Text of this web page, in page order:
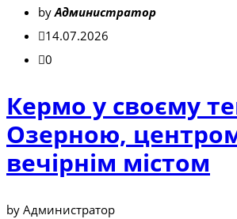
byАдминистратор
14.07.2026
0
Кермо у своєму
Озерною,
вечірнім містом
by Администратор